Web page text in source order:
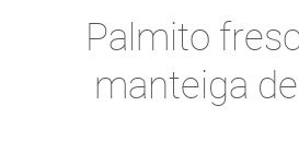
Palmito
manteiga